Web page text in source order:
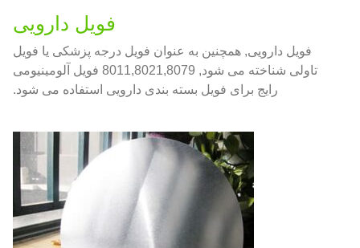
فویل دارویی
فویل دارویی, همچنین به عنوان فویل درجه پزشکی یا فویل
تاولی شناخته می شود, 8011,8021,8079 فویل آلومینیومی
رایج برای فویل بسته بندی دارویی استفاده می شود.